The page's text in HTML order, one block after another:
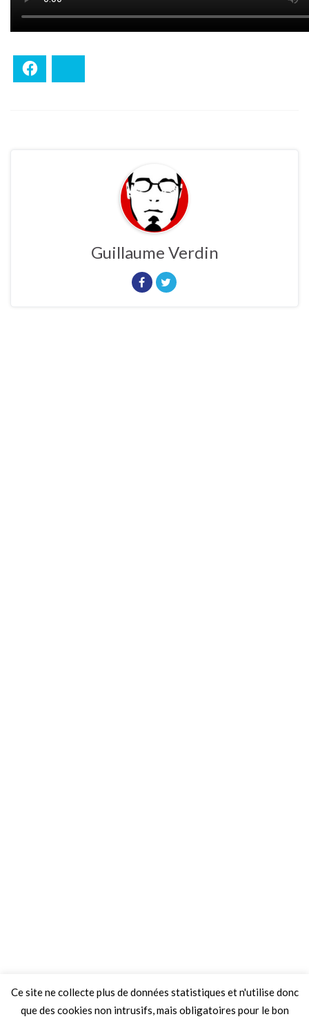
Guillaume Verdin
Ce site ne collecte plus de données statistiques et n'utilise donc
que des cookies non intrusifs, mais obligatoires pour le bon